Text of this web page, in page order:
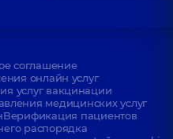
соглашение
онлайн услуг
услуг вакцинации
медицинских услуг
Верификация пациентов
распорядка